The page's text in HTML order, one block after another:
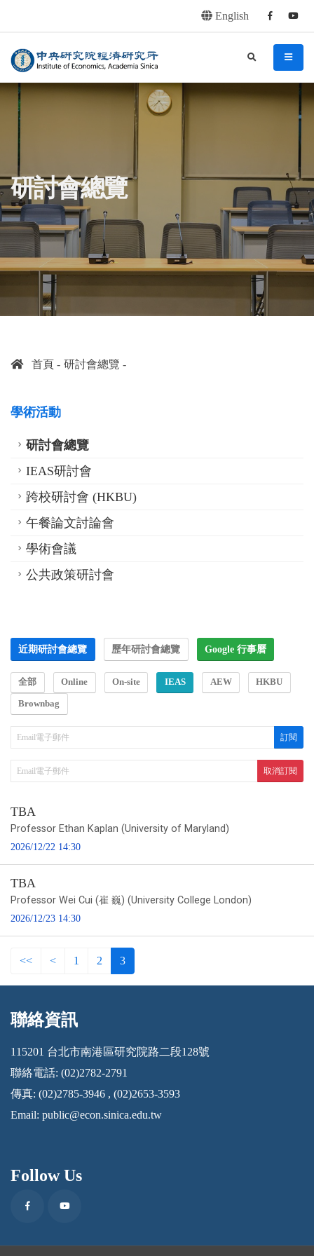
English Facebook
中央研究院經濟研究所 menu
search
:::
研討會總覽
首頁 研討會總覽
學術活動
研討會總覽
IEAS研討會
跨校研討會 (HKBU)
午餐論文討論會
學術會議
公共政策研討會
近期研討會總覽 歷年研討會總覽 Google 行事曆
全部 Online On-site IEAS AEW HKBU
Brownbag
TBA
Professor Ethan Kaplan (University of Maryland)
2026/12/22 14:30
TBA
Professor Wei Cui (崔 巍) (University College London)
2026/12/23 14:30
<< < 1 2 3
:::
聯絡資訊
115201 台北市南港區研究院路二段128號
聯絡電話: (02)2782-2791
傳真: (02)2785-3946 , (02)2653-3593
Email: public@econ.sinica.edu.tw
Follow Us
FacebookYoutube